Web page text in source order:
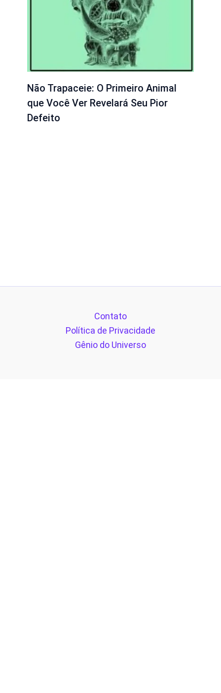
Não Trapaceie: O Primeiro Animal
que Você Ver Revelará Seu Pior
Defeito
Contato
Política de Privacidade
Gênio do Universo